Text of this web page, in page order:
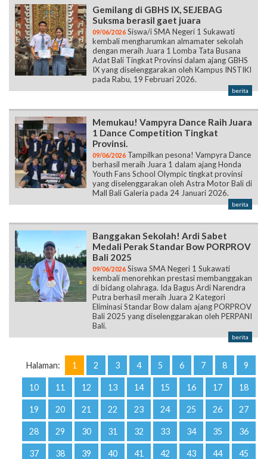
Gemilang di GBHS IX, SEJEBAG
Suksma berasil gaet juara
09/06/2026 Siswa/i SMA Negeri 1 Sukawati
kembali mengharumkan almamater sekolah
dengan meraih Juara 1 Lomba Tata Busana
Adat Bali Tingkat Provinsi dalam ajang GBHS
IX yang diselenggarakan oleh Kampus INSTIKI
pada Rabu, 19 Februari 2026.
berita
Memukau! Vampyra Dance Raih Juara
1 Dance Competition Tingkat
Provinsi.
09/06/2026 Tampilkan pesona! Vampyra Dance
berhasil meraih Juara 1 dalam ajang Honda
Youth Fans School Olympic tingkat provinsi
yang diselenggarakan oleh Astra Motor Bali di
Mall Bali Galeria pada 24 Januari 2026.
berita
Banggakan Sekolah! Ardi Sabet
Medali Perak Standar Bow PORPROV
Bali 2025
09/06/2026 Siswa SMA Negeri 1 Sukawati
kembali menorehkan prestasi membanggakan
di bidang olahraga. Ida Bagus Ardi Narendra
Putra berhasil meraih Juara 2 Kategori
Eliminasi Standar Bow dalam ajang PORPROV
Bali 2025 yang diselenggarakan oleh PERPANI
Bali.
berita
Halaman: 1 2 3 4 5 6 7 8 9
10 11 12 13 14 15 16 17 18
19 20 21 22 23 24 25 26 27
28 29 30 31 32 33 34 35 36
37 38 39 40 41 42 43 44 45